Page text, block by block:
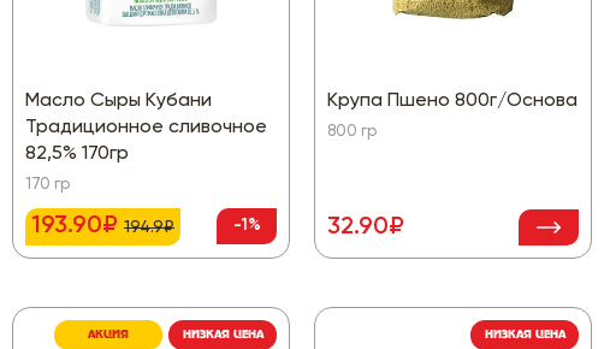
Масло Сыры Кубани
Традиционное сливочное
82,5% 170гр
170 гр
193.90₽ 194.9₽ -1%
Крупа Пшено 800г/Основа
800 гр
32.90₽
АКЦИЯ НИЗКАЯ ЦЕНА НИЗКАЯ ЦЕНА